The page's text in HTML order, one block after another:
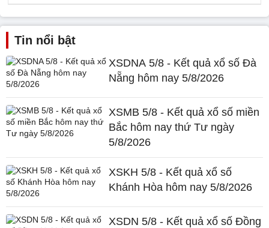
Tin nổi bật
XSDNA 5/8 - Kết quả xổ số Đà
Nẵng hôm nay 5/8/2026
XSMB 5/8 - Kết quả xổ số miền
Bắc hôm nay thứ Tư ngày
5/8/2026
XSKH 5/8 - Kết quả xổ số
Khánh Hòa hôm nay 5/8/2026
XSDN 5/8 - Kết quả xổ số Đồng